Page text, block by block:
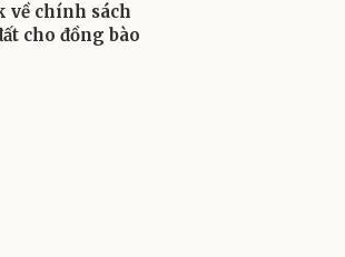
về chính sách
cho đồng bào